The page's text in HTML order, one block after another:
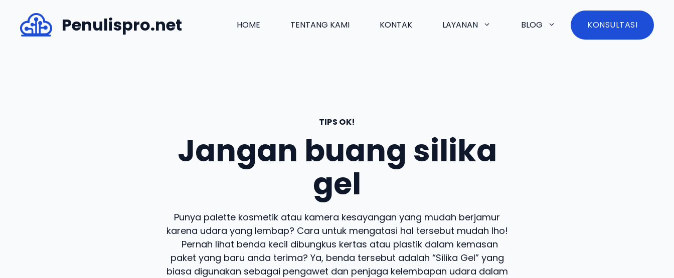
content
Penulispro.net HOME TENTANG KAMI KONTAK LAYANAN BLOG KONSULTASI
TIPS OK!
Jangan buang silika
gel
Punya palette kosmetik atau kamera kesayangan yang mudah berjamur
karena udara yang lembap? Cara untuk mengatasi hal tersebut mudah lho!
Pernah lihat benda kecil dibungkus kertas atau plastik dalam kemasan
paket yang baru anda terima? Ya, benda tersebut adalah “Silika Gel” yang
biasa digunakan sebagai pengawet dan penjaga kelembapan udara dalam